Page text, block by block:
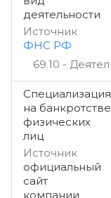
деятельности
Источник
ФНС РФ
69.10 -
Специализация
на банкротстве
физических
лиц
Источник
официальный
сайт
компании